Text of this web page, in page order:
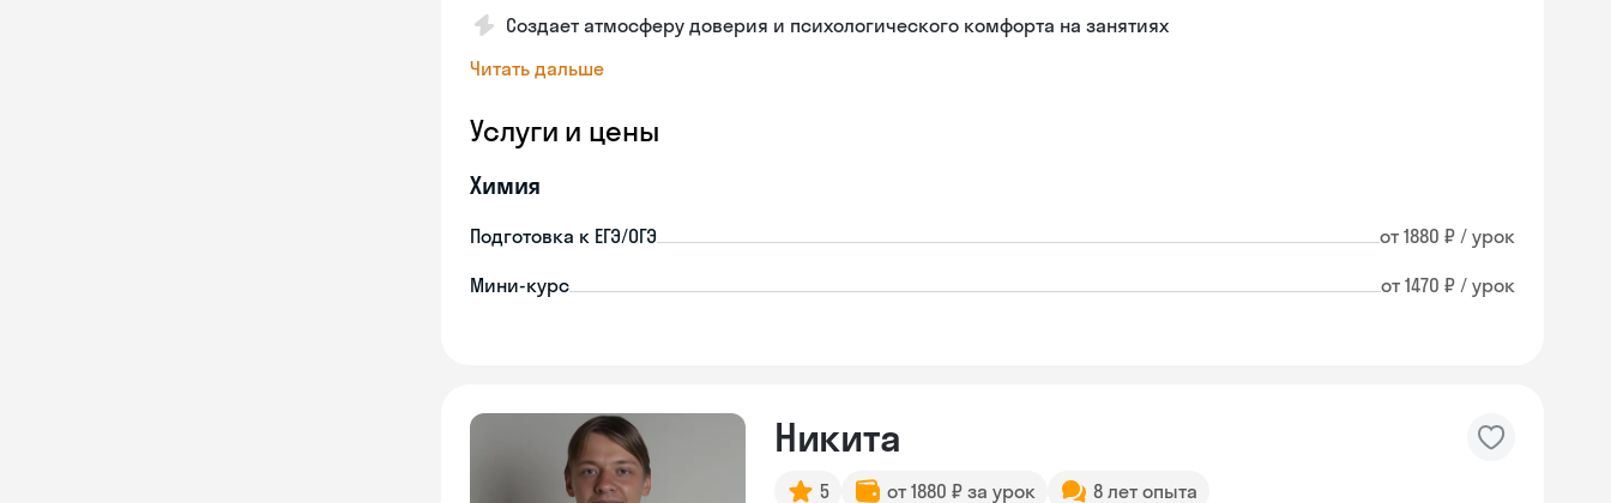
Создает атмосферу доверия и психологического комфорта на занятиях
Читать дальше
Услуги и цены
Химия
Подготовка к ЕГЭ/ОГЭ от 1880 ₽ / урок
Мини-курс от 1470 ₽ / урок
Никита
5 от 1880 ₽ за урок 8 лет опыта